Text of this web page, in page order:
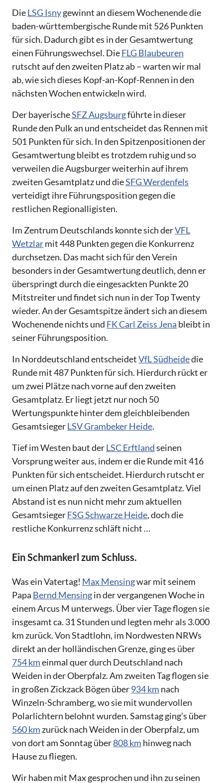
DieLSG Isnygewinnt an diesem Wochenende die
baden-württembergische Runde mit 526 Punkten
für sich. Dadurch gibt es in der Gesamtwertung
einen Führungswechsel. DieFLG Blaubeuren
rutscht auf den zweiten Platz ab – warten wir mal
ab, wie sich dieses Kopf-an-Kopf-Rennen in den
nächsten Wochen entwickeln wird.
Der bayerischeSFZ Augsburgführte in dieser
Runde den Pulk an und entscheidet das Rennen mit
501 Punkten für sich. In den Spitzenpositionen der
Gesamtwertung bleibt es trotzdem ruhig und so
verweilen die Augsburger weiterhin auf ihrem
zweiten Gesamtplatz und dieSFG Werdenfels
verteidigt ihre Führungsposition gegen die
restlichen Regionalligisten.
Im Zentrum Deutschlands konnte sich derVFL
Wetzlarmit 448 Punkten gegen die Konkurrenz
durchsetzen. Das macht sich für den Verein
besonders in der Gesamtwertung deutlich, denn er
überspringt durch die eingesackten Punkte 20
Mitstreiter und findet sich nun in der Top Twenty
wieder. An der Gesamtspitze ändert sich an diesem
Wochenende nichts und FK Carl Zeiss Jena bleibt in
seiner Führungsposition.
In Norddeutschland entscheidetVfL Südheidedie
Runde mit 487 Punkten für sich. Hierdurch rückt er
um zwei Plätze nach vorne auf den zweiten
Gesamtplatz. Er liegt jetzt nur noch 50
Wertungspunkte hinter dem gleichbleibenden
GesamtsiegerLSV Grambeker Heide.
Tief im Westen baut derLSC Erftlandseinen
Vorsprung weiter aus, indem er die Runde mit 416
Punkten für sich entscheidet. Hierdurch rutscht er
um einen Platz auf den zweiten Gesamtplatz. Viel
Abstand ist es nun nicht mehr zum aktuellen
GesamtsiegerFSG Schwarze Heide, doch die
restliche Konkurrenz schläft nicht …
Ein Schmankerl zum Schluss.
Was ein Vatertag! Max Mensingwar mit seinem
Papa Bernd Mensingin der vergangenen Woche in
einem Arcus M unterwegs. Über vier Tage flogen sie
insgesamt ca. 31 Stunden und legten mehr als 3.000
km zurück. Von Stadtlohn, im Nordwesten NRWs
direkt an der holländischen Grenze, ging es über
754 kmeinmal quer durch Deutschland nach
Weiden in der Oberpfalz. Am zweiten Tag flogen sie
in großen Zickzack Bögen über934 km nach
Winzeln-Schramberg, wo sie mit wundervollen
Polarlichtern belohnt wurden. Samstag ging’s über
560 km zurück nach Weiden in der Oberpfalz, um
von dort am Sonntag über808 km hinweg nach
Hause zu fliegen.
Wir haben mit Max gesprochen und ihn zu seinen